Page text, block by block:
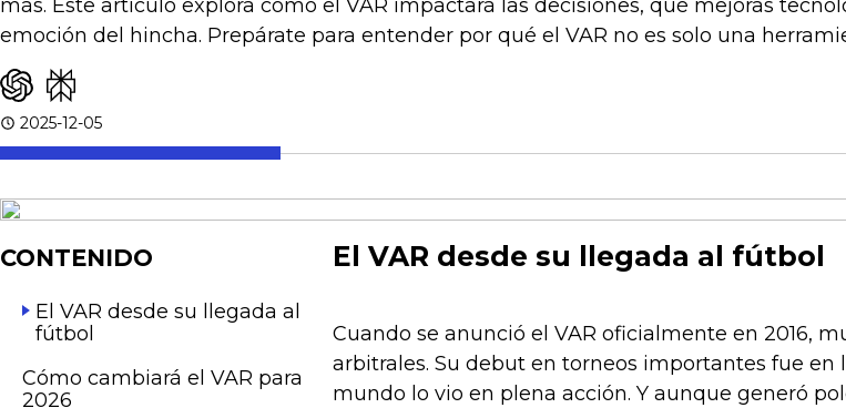
más. Este artículo explora cómo el VAR impactará las decisiones, qué mejoras
emoción del hincha. Prepárate para entender por qué el VAR no es solo una
2025-12-05
CONTENIDO
El VAR desde su llegada al
fútbol
Cómo cambiará el VAR para
2026
El VAR desde su llegada al fútbol
Cuando se anunció el VAR oficialmente en 2016,
arbitrales. Su debut en torneos importantes fue en
mundo lo vio en plena acción. Y aunque generó